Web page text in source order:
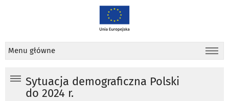
Menu główne
Sytuacja demograficzna Polski
do 2024 r.